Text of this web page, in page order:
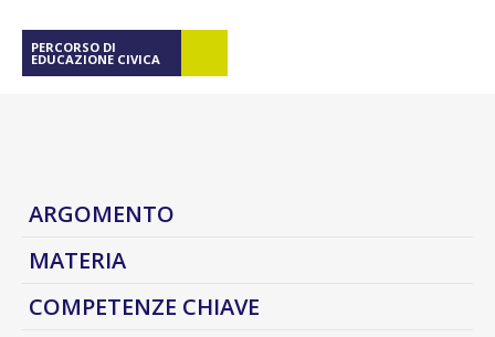
PERCORSO DI
EDUCAZIONE CIVICA
ARGOMENTO
MATERIA
COMPETENZE CHIAVE